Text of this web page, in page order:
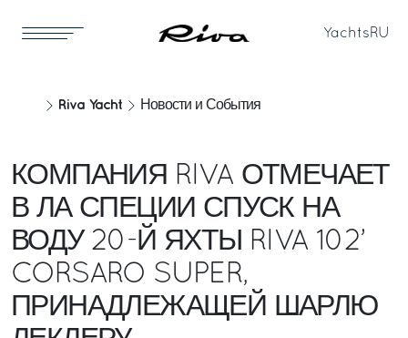
Yachts RU
Riva Yacht Новости и События
КОМПАНИЯ RIVA ОТМЕЧАЕТ
В ЛА СПЕЦИИ СПУСК НА
ВОДУ 20-Й ЯХТЫ RIVA 102’
CORSARO SUPER,
ПРИНАДЛЕЖАЩЕЙ ШАРЛЮ